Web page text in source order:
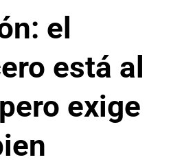
el
está al
exige